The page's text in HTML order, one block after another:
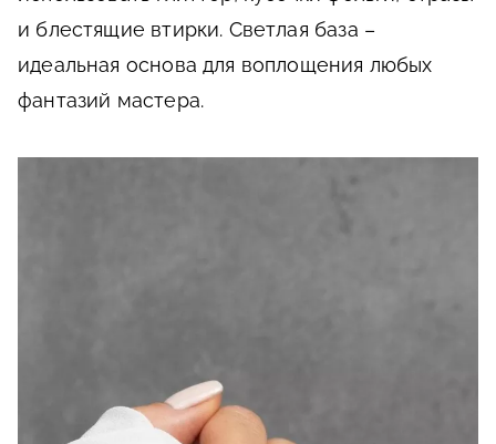
и блестящие втирки. Светлая база –
идеальная основа для воплощения любых
фантазий мастера.